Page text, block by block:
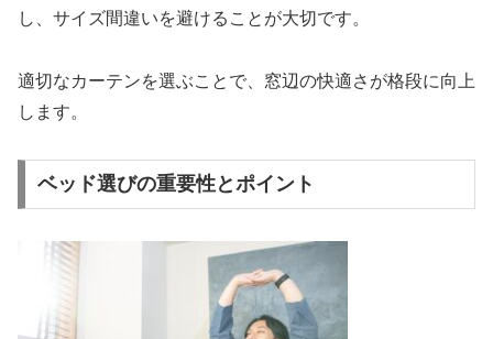
し、サイズ間違いを避けることが大切です。
適切なカーテンを選ぶことで、窓辺の快適さが格段に向上
します。
ベッド選びの重要性とポイント